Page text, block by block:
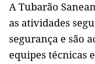
A Tubarão
as atividades
segurança e são
equipes técnicas